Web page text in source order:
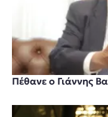
Πέθανε ο Γιάννης